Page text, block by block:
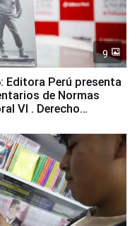
9
Editora Perú presenta
de Normas
Vl . Derecho